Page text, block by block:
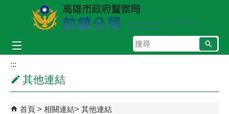
跳到主要內容區塊
搜
尋
:::
其他連結
首頁 相關連結 其他連結